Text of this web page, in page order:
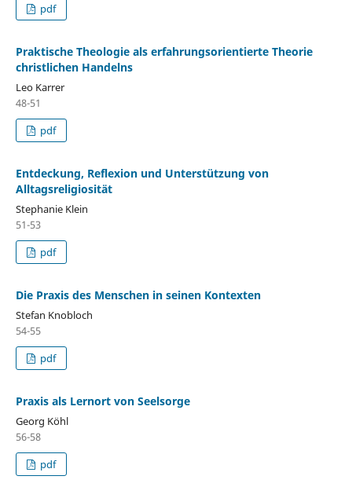
pdf
Praktische Theologie als erfahrungsorientierte Theorie
christlichen Handelns
Leo Karrer
48-51
pdf
Entdeckung, Reflexion und Unterstützung von
Alltagsreligiosität
Stephanie Klein
51-53
pdf
Die Praxis des Menschen in seinen Kontexten
Stefan Knobloch
54-55
pdf
Praxis als Lernort von Seelsorge
Georg Köhl
56-58
pdf